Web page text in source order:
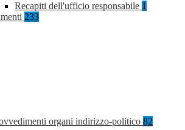
Recapiti dell'ufficio responsabile 1
233
organi indirizzo-politico 82